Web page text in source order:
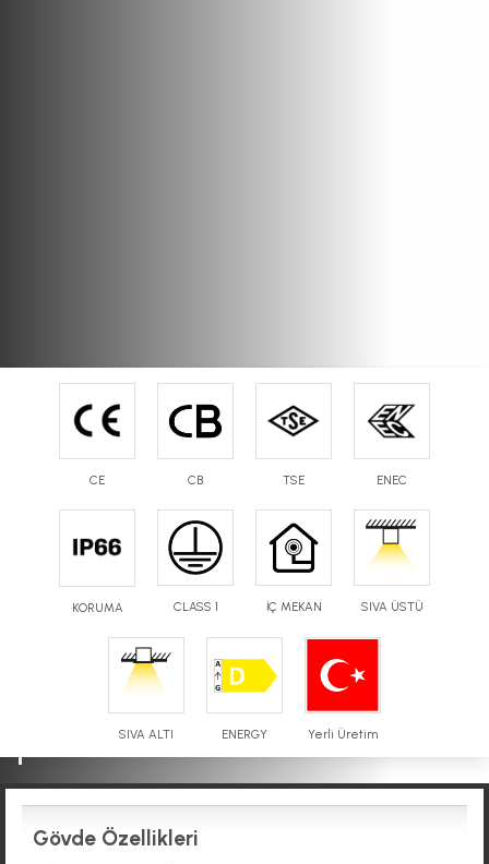
Yüksek Tavan-Projektör
ENDÜSTRİYEL LED AYDINLATMA
CE CB TSE ENEC
KORUMA CLASS 1 İÇ MEKAN SIVA ÜSTÜ
SIVA ALTI ENERGY Yerli Üretim
Gövde Özellikleri